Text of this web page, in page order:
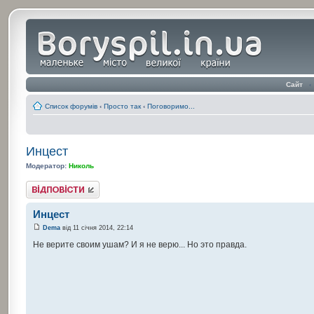
Сайт ‹
Список форумів ‹ Просто так ‹ Поговоримо...
Инцест
Модератор: Николь
Відповісти
Инцест
Demaвід 11 січня 2014, 22:14
Не верите своим ушам? И я не верю... Но это правда.